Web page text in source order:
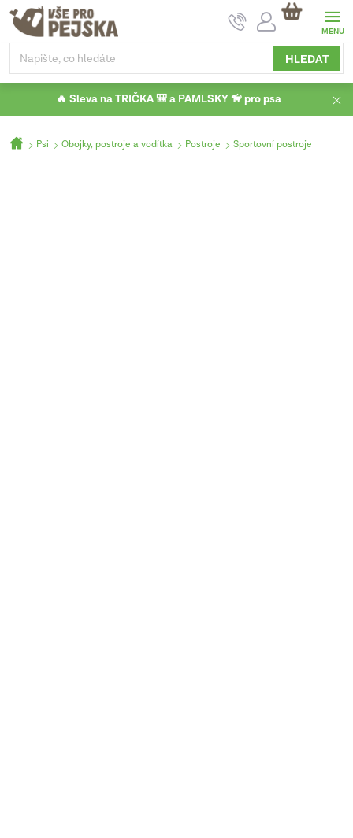
Přejít
obsah
HLEDAT
NÁKUPNÍ
KOŠÍK
🔥 Sleva na TRIČKA 🎒 a PAMLSKY 🦮 pro psa
Domů
Psi Obojky, postroje a vodítka Postroje Sportovní postroje